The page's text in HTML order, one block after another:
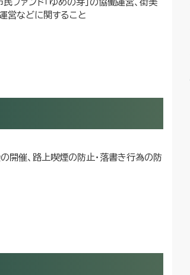
ファンド「ゆめの芽」の協働運営、街美
営などに関すること
開催、路上喫煙の防止・落書き行為の防